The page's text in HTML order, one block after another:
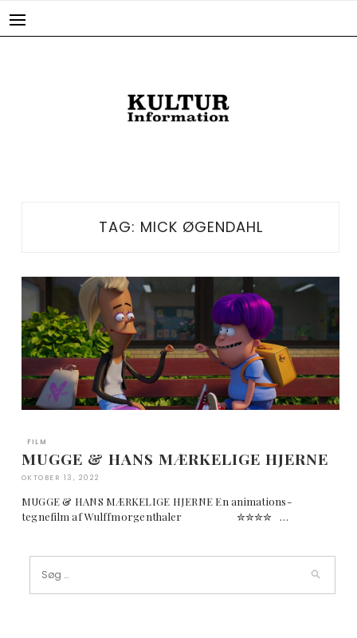
TAG: MICK ØGENDAHL
FILM
MUGGE & HANS MÆRKELIGE HJERNE
OKTOBER 13, 2022
MUGGE & HANS MÆRKELIGE HJERNE En animations-
tegnefilm af Wulffmorgenthaler ✮✮✮✮ …